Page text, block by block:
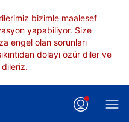
bizimle maalesef
yapabiliyor. Size
engel olan sorunları
dolayı özür diler ve
dileriz.